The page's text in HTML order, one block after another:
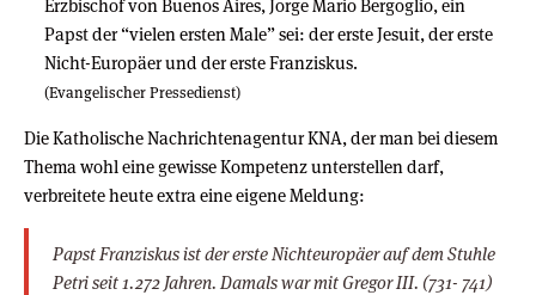
Erzbischof von Buenos Aires, Jorge Mario Bergoglio, ein
Papst der “vielen ersten Male” sei: der erste Jesuit, der erste
Nicht-Europäer und der erste Franziskus.
(Evangelischer Pressedienst)
Die Katholische Nachrichtenagentur KNA, der man bei diesem
Thema wohl eine gewisse Kompetenz unterstellen darf,
verbreitete heute extra eine eigene Meldung:
Papst Franziskus ist der erste Nichteuropäer auf dem Stuhle
Petri seit 1.272 Jahren. Damals war mit Gregor III. (731- 741)